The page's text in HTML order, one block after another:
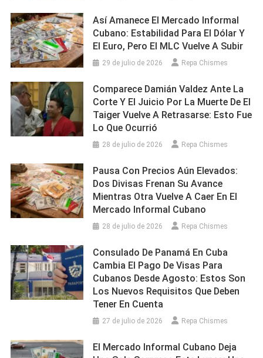
Así Amanece El Mercado Informal
Cubano: Estabilidad Para El Dólar Y
El Euro, Pero El MLC Vuelve A Subir
29 de julio de 2026 Repa Chismes
Comparece Damián Valdez Ante La
Corte Y El Juicio Por La Muerte De El
Taiger Vuelve A Retrasarse: Esto Fue
Lo Que Ocurrió
28 de julio de 2026 Repa Chismes
Pausa Con Precios Aún Elevados:
Dos Divisas Frenan Su Avance
Mientras Otra Vuelve A Caer En El
Mercado Informal Cubano
28 de julio de 2026 Repa Chismes
Consulado De Panamá En Cuba
Cambia El Pago De Visas Para
Cubanos Desde Agosto: Estos Son
Los Nuevos Requisitos Que Deben
Tener En Cuenta
27 de julio de 2026 Repa Chismes
El Mercado Informal Cubano Deja